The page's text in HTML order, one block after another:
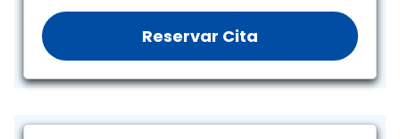
Reservar Cita